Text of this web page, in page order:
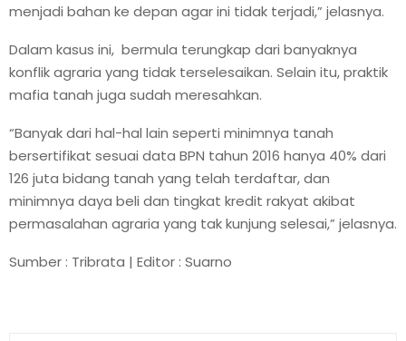
menjadi bahan ke depan agar ini tidak terjadi,” jelasnya.
Dalam kasus ini, bermula terungkap dari banyaknya
konflik agraria yang tidak terselesaikan. Selain itu, praktik
mafia tanah juga sudah meresahkan.
“Banyak dari hal-hal lain seperti minimnya tanah
bersertifikat sesuai data BPN tahun 2016 hanya 40% dari
126 juta bidang tanah yang telah terdaftar, dan
minimnya daya beli dan tingkat kredit rakyat akibat
permasalahan agraria yang tak kunjung selesai,” jelasnya.
Sumber : Tribrata | Editor : Suarno